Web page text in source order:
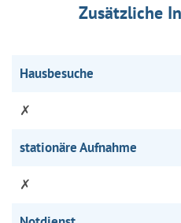
Zusätzliche
Hausbesuche
✗
stationäre Aufnahme
✗